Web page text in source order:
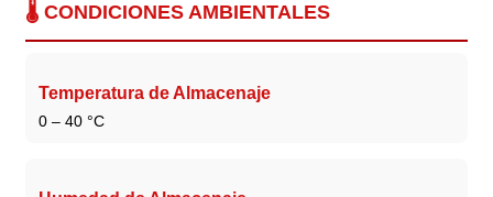
🌡️ CONDICIONES AMBIENTALES
Temperatura de Almacenaje
0 – 40 °C